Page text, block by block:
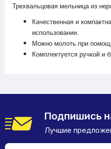
Трехвальцовая мельница из
Качественная и
использовании.
Можно молоть при
Комплектуется ручкой и
Подпишись
Лучшие